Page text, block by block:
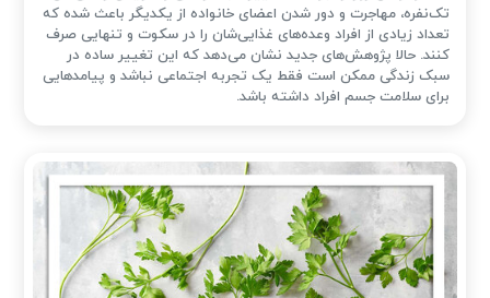
تک‌نفره، مهاجرت و دور شدن اعضای خانواده از یکدیگر باعث شده که
تعداد زیادی از افراد وعده‌های غذایی‌شان را در سکوت و تنهایی صرف
کنند. حالا پژوهش‌های جدید نشان می‌دهد که این تغییر ساده در
سبک زندگی ممکن است فقط یک تجربه اجتماعی نباشد و پیامدهایی
برای سلامت جسم افراد داشته باشد.